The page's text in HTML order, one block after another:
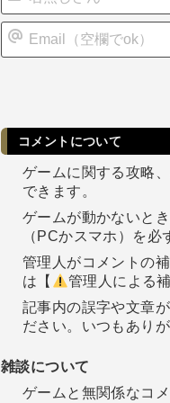
コメントについて
ゲームに関する攻略
できます。
ゲームが動かないと
（PCかスマホ）を必
管理人がコメントの
は【
管理人による
記事内の誤字や文章
ださい。いつもありが
雑談について
ゲームと無関係なコ